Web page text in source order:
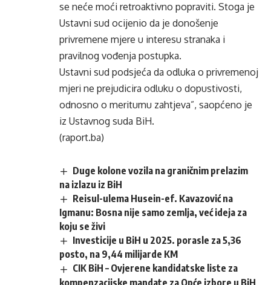
se neće moći retroaktivno popraviti. Stoga je
Ustavni sud ocijenio da je donošenje
privremene mjere u interesu stranaka i
pravilnog vođenja postupka.
Ustavni sud podsjeća da odluka o privremenoj
mjeri ne prejudicira odluku o dopustivosti,
odnosno o meritumu zahtjeva”, saopćeno je
iz Ustavnog suda BiH.
(raport.ba)
Duge kolone vozila na graničnim prelazim
na izlazu iz BiH
Reisul-ulema Husein-ef. Kavazović na
Igmanu: Bosna nije samo zemlja, već ideja za
koju se živi
Investicije u BiH u 2025. porasle za 5,36
posto, na 9,44 milijarde KM
CIK BiH – Ovjerene kandidatske liste za
kompenzacijske mandate za Opće izbore u BiH